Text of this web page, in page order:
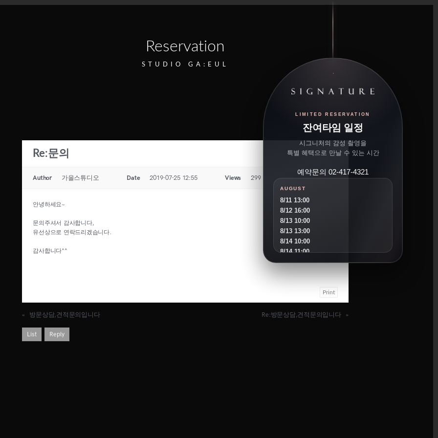
Reservation
STUDIO GA:EUL
Re:문의
Author 가을스튜디오 Date 2019-07-25 12:55 Views 299
안녕하세요~
문의주셔서 감사합니다,
유선상으로 연락드리겠습니다.
감사합니다^^
Print
« 방문상담,견적문의입니다 Re:방문상담,견적문의입니다 »
List Reply
LIMITED RESERVATION
잔여타임 일정
시그니처의 감성 촬영을
특별 혜택으로 만날 수 있는 시간
예약문의 02-417-4321
AUGUST
8/11 13:00
8/12 16:00
8/13 10:00
8/13 13:00
8/14 10:00
8/14 11:00
8/15 10:00
8/19 10:00
8/19 14:00